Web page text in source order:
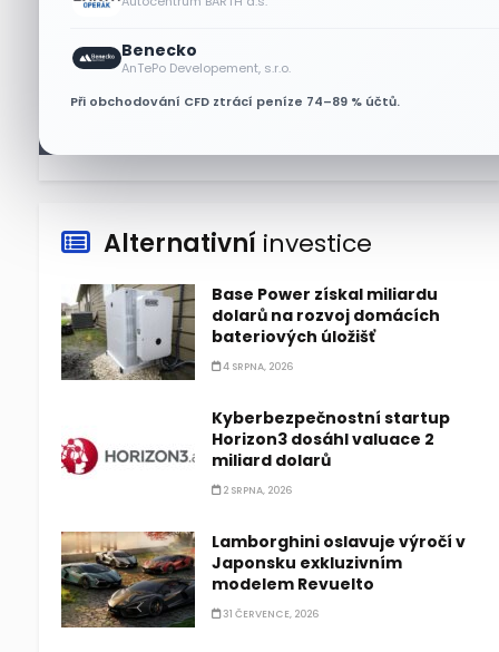
Benecko
AnTePo Developement, s.r.o.
Při obchodování CFD ztrácí peníze 74–89 % účtů.
indexu Nasdaq 100 za čtyři dny
Alternativní investice
Base Power získal miliardu
dolarů na rozvoj domácích
bateriových úložišť
4 SRPNA, 2026
Kyberbezpečnostní startup
Horizon3 dosáhl valuace 2
miliard dolarů
2 SRPNA, 2026
Lamborghini oslavuje výročí v
Japonsku exkluzivním
modelem Revuelto
31 ČERVENCE, 2026